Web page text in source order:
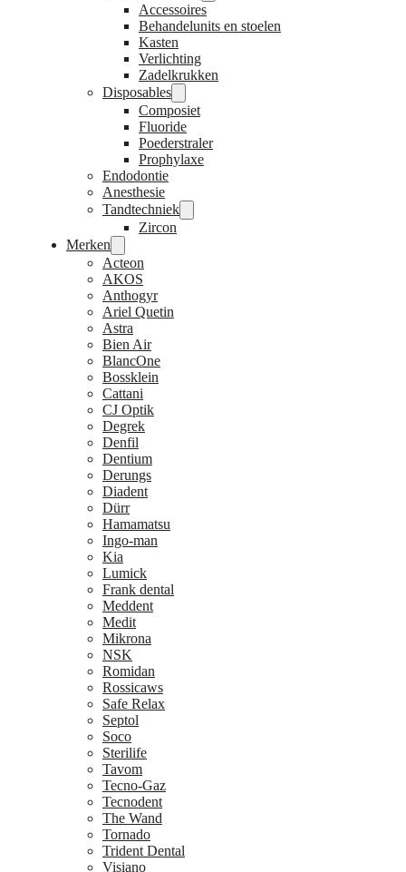
Accessoires
Behandelunits en stoelen
Kasten
Verlichting
Zadelkrukken
Disposables
Composiet
Fluoride
Poederstraler
Prophylaxe
Endodontie
Anesthesie
Tandtechniek
Zircon
Merken
Acteon
AKOS
Anthogyr
Ariel Quetin
Astra
Bien Air
BlancOne
Bossklein
Cattani
CJ Optik
Degrek
Denfil
Dentium
Derungs
Diadent
Dürr
Hamamatsu
Ingo-man
Kia
Lumick
Frank dental
Meddent
Medit
Mikrona
NSK
Romidan
Rossicaws
Safe Relax
Septol
Soco
Sterilife
Tavom
Tecno-Gaz
Tecnodent
The Wand
Tornado
Trident Dental
Visiano